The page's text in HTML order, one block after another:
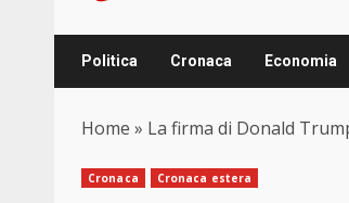
Politica Cronaca Economia
Home » La firma di Donald
Cronaca Cronaca estera